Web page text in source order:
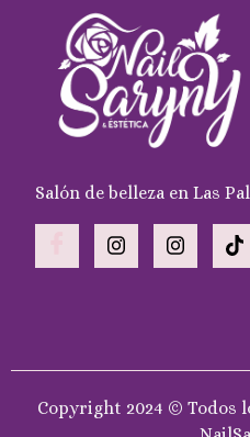
Salón de belleza en Las
Copyright 2024 © Todos